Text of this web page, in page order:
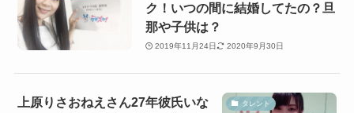
ク！いつの間に結婚してたの？旦
那や子供は？
2019年11月24日 2020年9月30日
タレント
上原りさおねえさん27年彼氏いな